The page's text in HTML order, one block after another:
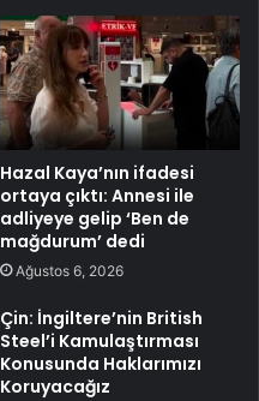
Hazal Kaya’nın ifadesi
ortaya çıktı: Annesi ile
adliyeye gelip ‘Ben de
mağdurum’ dedi
Ağustos 6, 2026
Çin: İngiltere’nin British
Steel’i Kamulaştırması
Konusunda Haklarımızı
Koruyacağız